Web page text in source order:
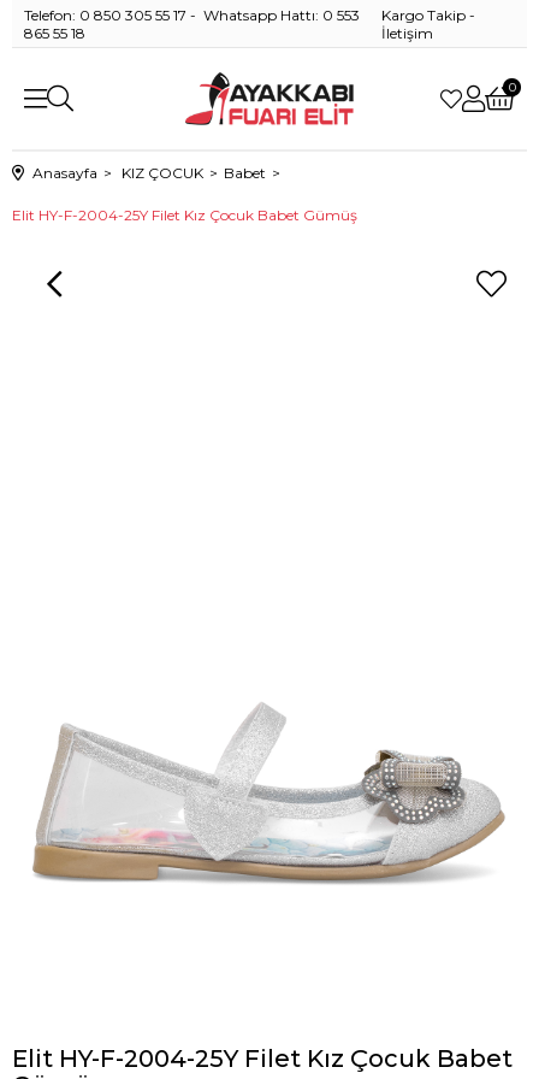
Telefon: 0 850 305 55 17 - Whatsapp Hattı: 0 553
865 55 18
Kargo Takip -
İletişim
0
Anasayfa KIZ ÇOCUK Babet
Elit HY-F-2004-25Y Filet Kız Çocuk Babet Gümüş
Elit HY-F-2004-25Y Filet Kız Çocuk Babet